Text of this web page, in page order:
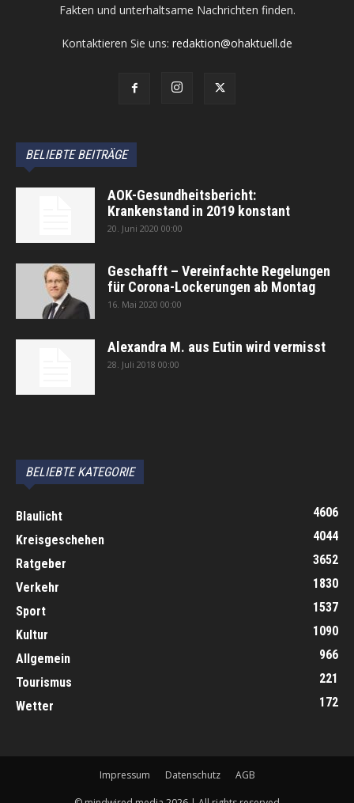
Fakten und unterhaltsame Nachrichten finden.
Kontaktieren Sie uns: redaktion@ohaktuell.de
BELIEBTE BEITRÄGE
AOK-Gesundheitsbericht:
Krankenstand in 2019 konstant
20. Juni 2020 00:00
Geschafft – Vereinfachte Regelungen
für Corona-Lockerungen ab Montag
16. Mai 2020 00:00
Alexandra M. aus Eutin wird vermisst
28. Juli 2018 00:00
BELIEBTE KATEGORIE
Blaulicht
4606
Kreisgeschehen
4044
Ratgeber
3652
Verkehr
1830
Sport
1537
Kultur
1090
Allgemein
966
Tourismus
221
Wetter
172
Impressum Datenschutz AGB